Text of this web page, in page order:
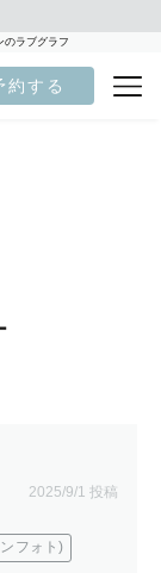
のラブグラフ
約する
2025/9/1 投稿
フォト)